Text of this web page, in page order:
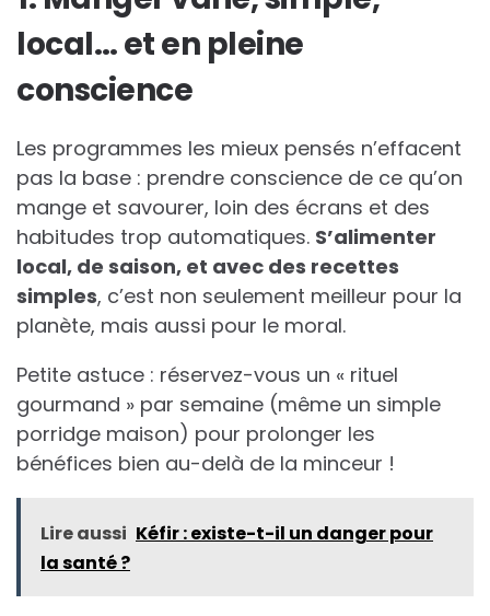
local… et en pleine
conscience
Les programmes les mieux pensés n’effacent
pas la base : prendre conscience de ce qu’on
mange et savourer, loin des écrans et des
habitudes trop automatiques. S’alimenter
local, de saison, et avec des recettes
simples, c’est non seulement meilleur pour la
planète, mais aussi pour le moral.
Petite astuce : réservez-vous un « rituel
gourmand » par semaine (même un simple
porridge maison) pour prolonger les
bénéfices bien au-delà de la minceur !
Lire aussi Kéfir : existe-t-il un danger pour
la santé ?